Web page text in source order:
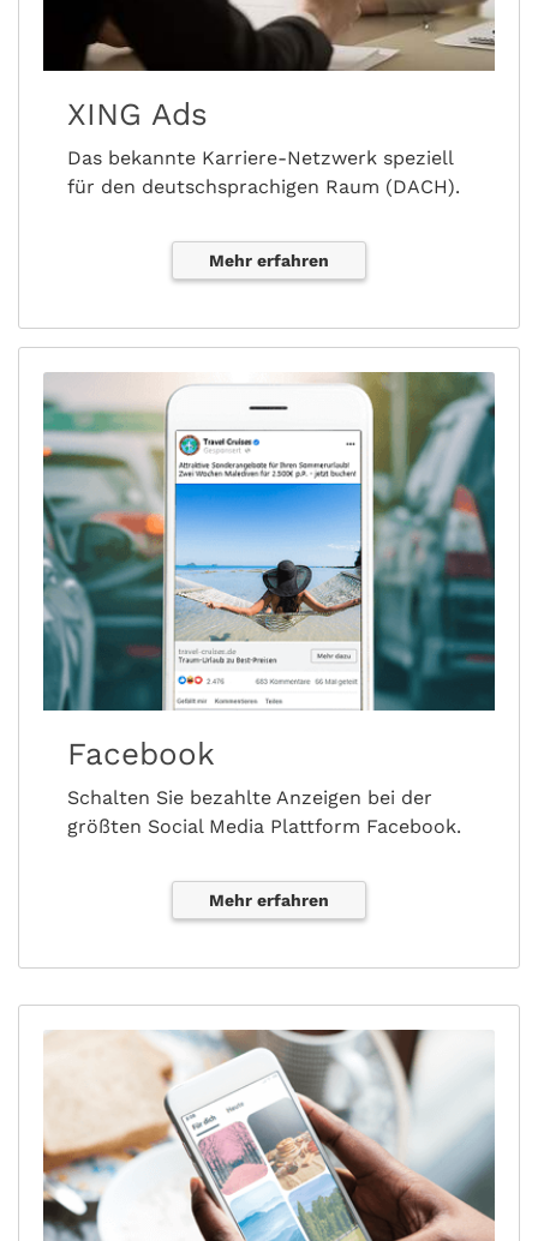
XING Ads
Das bekannte Karriere-Netzwerk speziell
für den deutschsprachigen Raum (DACH).
Mehr erfahren
Facebook
Schalten Sie bezahlte Anzeigen bei der
größten Social Media Plattform Facebook.
Mehr erfahren